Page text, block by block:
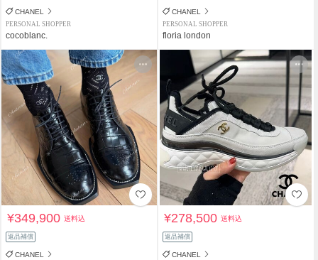
CHANEL
PERSONAL SHOPPER
cocoblanc.
CHANEL
PERSONAL SHOPPER
floria london
¥349,900送料込
返品補償
CHANEL
¥278,500送料込
返品補償
CHANEL